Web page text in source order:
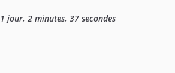
1 jour, 2 minutes, 37 secondes